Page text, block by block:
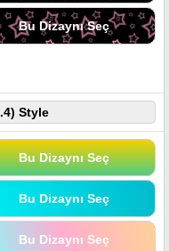
Bu Dizaynı Seç
Style
Bu Dizaynı Seç
Bu Dizaynı Seç
Bu Dizaynı Seç